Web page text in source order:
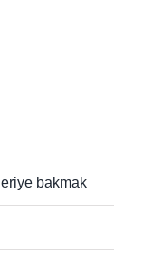
bakmak